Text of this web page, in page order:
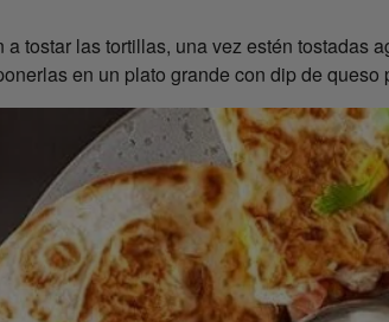
tostar las tortillas, una vez estén
en un plato grande con dip de